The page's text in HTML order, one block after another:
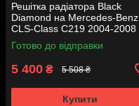
Решітка радіатора Black
Diamond на Mercedes-Benz
CLS-Class C219 2004-2008
року
Готово до відправки
5 400 ₴ 5 508 ₴
Купити